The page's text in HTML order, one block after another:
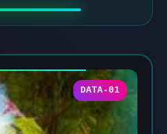
DATA-01